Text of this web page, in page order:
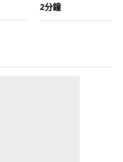
2分鐘